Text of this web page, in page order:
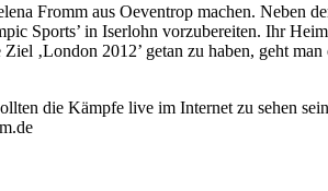
Fromm aus Oeventrop machen. Neben
Sports’ in Iserlohn vorzubereiten. Ihr
‚London 2012’ getan zu haben, geht
die Kämpfe live im Internet zu sehen